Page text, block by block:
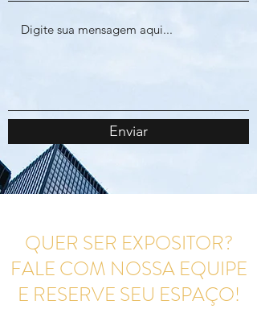
Enviar
QUER SER EXPOSITOR?
FALE COM NOSSA EQUIPE
E RESERVE SEU ESPAÇO!